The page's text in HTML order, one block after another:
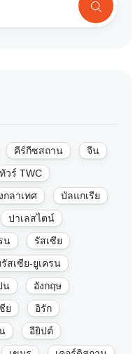
คีร์กีซสถาน
จีน
ทัวร์ TWC
กลาเทศ
บัลแกเรีย
ปาเลสไตน์
น
รัสเซีย
สเซีย-ยูเครน
น
อังกฤษ
ย
อิรัก
อียิปต์